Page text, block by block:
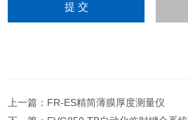
上一篇： FR-ES精简薄膜厚度测量仪